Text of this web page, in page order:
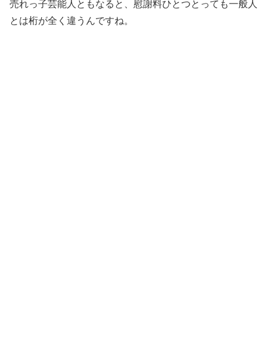
売れっ子芸能人ともなると、慰謝料ひとつとっても一般人
とは桁が全く違うんですね。